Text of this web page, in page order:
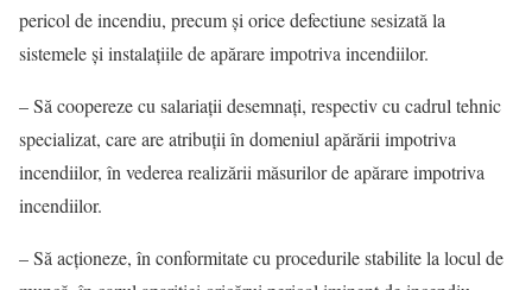
pericol de incendiu, precum şi orice defectiune sesizată la
sistemele şi instalaţiile de apărare impotriva incendiilor.
– Să coopereze cu salariaţii desemnaţi, respectiv cu cadrul tehnic
specializat, care are atribuţii în domeniul apărării impotriva
incendiilor, în vederea realizării măsurilor de apărare impotriva
incendiilor.
– Să acţioneze, în conformitate cu procedurile stabilite la locul de